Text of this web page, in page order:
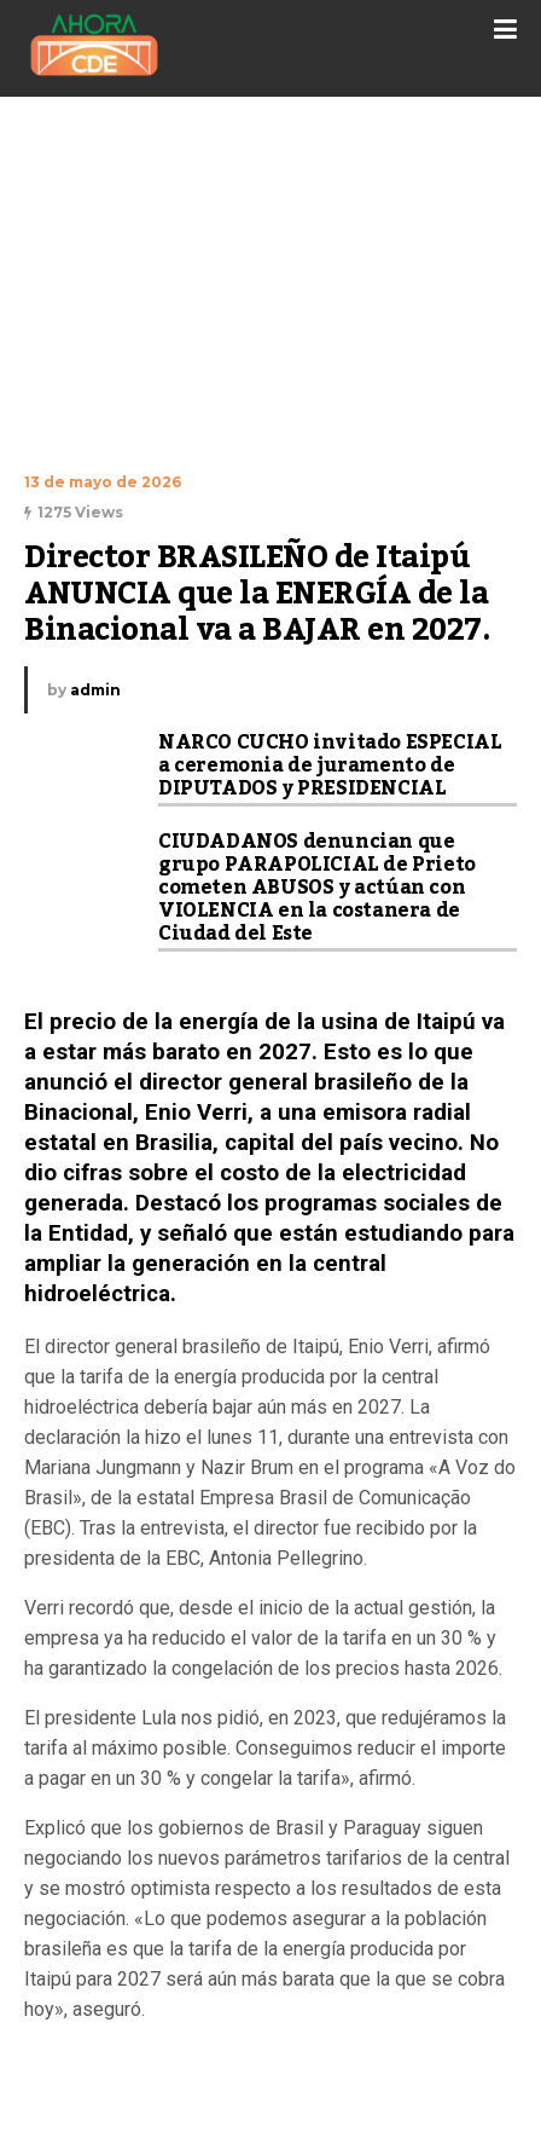
13 de mayo de 2026
1275 Views
Director BRASILEÑO de Itaipú
ANUNCIA que la ENERGÍA de la
Binacional va a BAJAR en 2027.
by admin
NARCO CUCHO invitado ESPECIAL
a ceremonia de juramento de
DIPUTADOS y PRESIDENCIAL
CIUDADANOS denuncian que
grupo PARAPOLICIAL de Prieto
cometen ABUSOS y actúan con
VIOLENCIA en la costanera de
Ciudad del Este
El precio de la energía de la usina de Itaipú va
a estar más barato en 2027. Esto es lo que
anunció el director general brasileño de la
Binacional, Enio Verri, a una emisora radial
estatal en Brasilia, capital del país vecino. No
dio cifras sobre el costo de la electricidad
generada. Destacó los programas sociales de
la Entidad, y señaló que están estudiando para
ampliar la generación en la central
hidroeléctrica.
El director general brasileño de Itaipú, Enio Verri, afirmó
que la tarifa de la energía producida por la central
hidroeléctrica debería bajar aún más en 2027. La
declaración la hizo el lunes 11, durante una entrevista con
Mariana Jungmann y Nazir Brum en el programa «A Voz do
Brasil», de la estatal Empresa Brasil de Comunicação
(EBC). Tras la entrevista, el director fue recibido por la
presidenta de la EBC, Antonia Pellegrino.
Verri recordó que, desde el inicio de la actual gestión, la
empresa ya ha reducido el valor de la tarifa en un 30 % y
ha garantizado la congelación de los precios hasta 2026.
El presidente Lula nos pidió, en 2023, que redujéramos la
tarifa al máximo posible. Conseguimos reducir el importe
a pagar en un 30 % y congelar la tarifa», afirmó.
Explicó que los gobiernos de Brasil y Paraguay siguen
negociando los nuevos parámetros tarifarios de la central
y se mostró optimista respecto a los resultados de esta
negociación. «Lo que podemos asegurar a la población
brasileña es que la tarifa de la energía producida por
Itaipú para 2027 será aún más barata que la que se cobra
hoy», aseguró.